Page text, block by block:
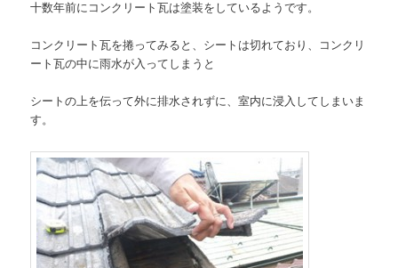
十数年前にコンクリート瓦は塗装をしているようです。
コンクリート瓦を捲ってみると、シートは切れており、コンクリ
ート瓦の中に雨水が入ってしまうと
シートの上を伝って外に排水されずに、室内に浸入してしまいま
す。